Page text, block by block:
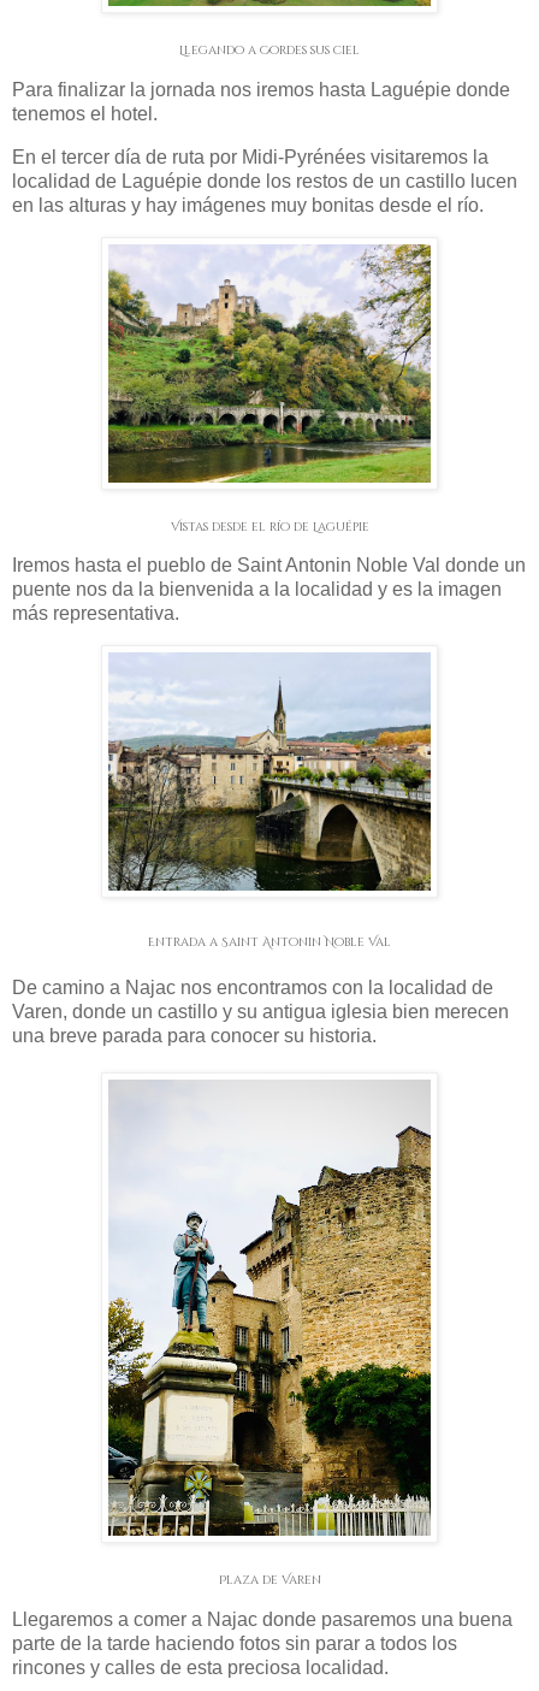
Llegando a Cordes sus ciel
Para finalizar la jornada nos iremos hasta Laguépie donde
tenemos el hotel.
En el tercer día de ruta por Midi-Pyrénées visitaremos la
localidad de Laguépie donde los restos de un castillo lucen
en las alturas y hay imágenes muy bonitas desde el río.
Vistas desde el río de Laguépie
Iremos hasta el pueblo de Saint Antonin Noble Val donde un
puente nos da la bienvenida a la localidad y es la imagen
más representativa.
Entrada a Saint Antonin Noble Val
De camino a Najac nos encontramos con la localidad de
Varen, donde un castillo y su antigua iglesia bien merecen
una breve parada para conocer su historia.
Plaza de Varen
Llegaremos a comer a Najac donde pasaremos una buena
parte de la tarde haciendo fotos sin parar a todos los
rincones y calles de esta preciosa localidad.